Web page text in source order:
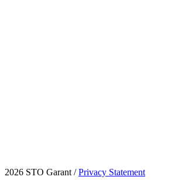
2026 STO Garant / Privacy Statement